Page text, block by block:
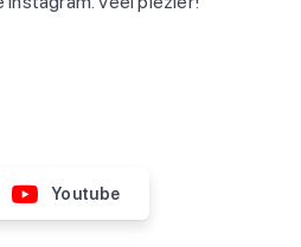
Youtube